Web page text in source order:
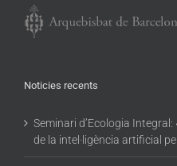
Noticies recents
Seminari d’Ecologia
de la intel·ligència artificial